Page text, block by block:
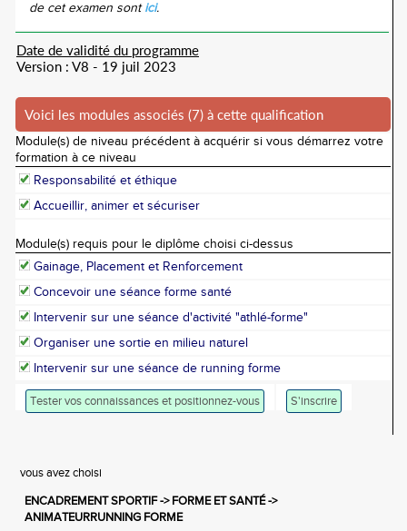
de cet examen sontici.
Date de validité du programme
Version : V8 - 19 juil 2023
Voici les modules associés (7) à cette qualification
Module(s) de niveau précédent à acquérir si vous démarrez votre
formation à ce niveau
Responsabilité et éthique
Accueillir, animer et sécuriser
Module(s) requis pour le diplôme choisi ci-dessus
Gainage, Placement et Renforcement
Concevoir une séance forme santé
Intervenir sur une séance d'activité "athlé-forme"
Organiser une sortie en milieu naturel
Intervenir sur une séance de running forme
Tester vos connaissances et positionnez-vous S'inscrire
vous avez choisi
ENCADREMENT SPORTIF -> FORME ET SANTÉ ->
ANIMATEURRUNNING FORME